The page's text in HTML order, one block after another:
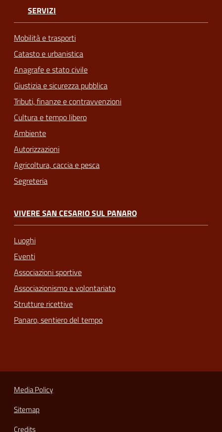
SERVIZI
Mobilità e trasporti
Catasto e urbanistica
Anagrafe e stato civile
Giustizia e sicurezza pubblica
Tributi, finanze e contravvenzioni
Cultura e tempo libero
Ambiente
Autorizzazioni
Agricoltura, caccia e pesca
Segreteria
VIVERE SAN CESARIO SUL PANARO
Luoghi
Eventi
Associazioni sportive
Associazionismo e volontariato
Strutture ricettive
Panaro, sentiero del tempo
Media Policy
Sitemap
Credits